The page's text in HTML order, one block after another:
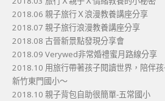
2018.06 親子旅行Ｘ浪漫教養講座分享
2018.07 親子旅行浪漫教養講座分享
2018.08 古晉新景點發現分享會
2018.09 Verywed非常婚禮蜜月路線分享
2018.10 用旅行帶著孩子閱讀世界，陪伴
新竹東門國小～
2018.10 親子背包自助很簡單-五常國小